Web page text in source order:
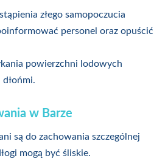
złego samopoczucia
personel oraz opuścić
powierzchni lodowych
w Barze
są do zachowania szczególnej
mogą być śliskie.